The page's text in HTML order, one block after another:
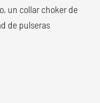
un collar choker de
de pulseras